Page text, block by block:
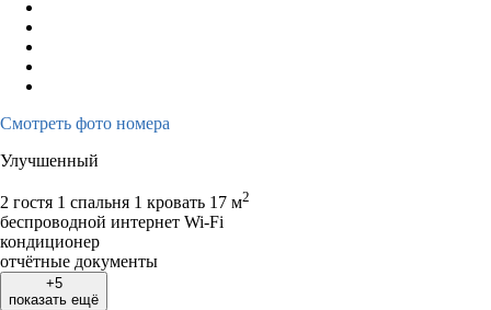
Смотреть фото номера
Улучшенный
2 гостя 1 спальня 1 кровать 17 м2
беспроводной интернет Wi-Fi
кондиционер
отчётные документы
+5
показать ещё